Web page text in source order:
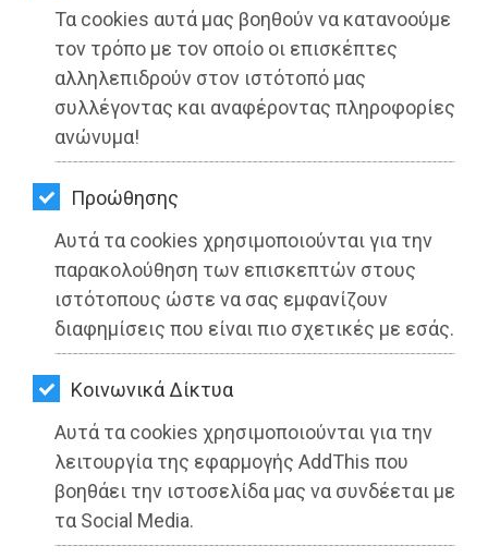
Τα cookies αυτά μας βοηθούν να κατανοούμε
τον τρόπο με τον οποίο οι επισκέπτες
αλληλεπιδρούν στον ιστότοπό μας
συλλέγοντας και αναφέροντας πληροφορίες
ανώνυμα!
Προώθησης
Αυτά τα cookies χρησιμοποιούνται για την
παρακολούθηση των επισκεπτών στους
ιστότοπους ώστε να σας εμφανίζουν
διαφημίσεις που είναι πιο σχετικές με εσάς.
Kοινωνικά Δίκτυα
Αυτά τα cookies χρησιμοποιούνται για την
λειτουργία της εφαρμογής AddThis που
βοηθάει την ιστοσελίδα μας να συνδέεται με
τα Social Media.
ΤΑΞΙΔΙΑ
ΕΞΟΔΟΣ
ΠΕΡΙΒΑΛΛΟΝ
ΚΑΤΟΙΚΙΔΙΟ
ΑΓΓΕΛΙΕΣ
ΕΦΗΜΕΡΙΔΕΣ
OΔΗΓΟΣ
ΑΓΟΡΑΣ
ΨΙΘΥΡΟΙ
ΑΠΟΣΤΟΛΗ
ΑΡΘΡΩΝ
Έκοψαν την πίτα και βράβευσαν οι
Rafina Runners
Διαβάστηκε 4257 φορές
27-05-2025
Από τo Dimotisnews